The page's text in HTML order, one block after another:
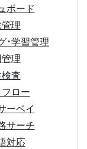
ボード
理
・学習管理
理
査
ロー
ーベイ
サーチ
対応